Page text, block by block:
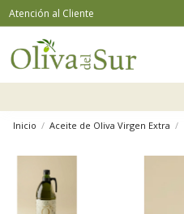
Atención al Cliente
Inicio Aceite de Oliva Virgen Extra